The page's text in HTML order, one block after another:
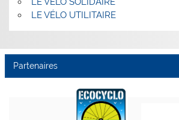
LE VÉLO UTILITAIRE
Partenaires